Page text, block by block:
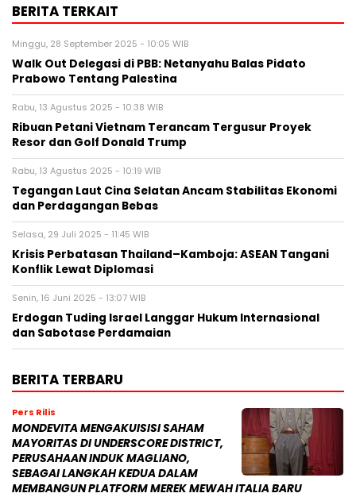
BERITA TERKAIT
Minggu, 28 September 2025 - 10:05 WIB
Walk Out Delegasi di PBB: Netanyahu Balas Pidato
Prabowo Tentang Palestina
Rabu, 13 Agustus 2025 - 10:38 WIB
Ribuan Petani Vietnam Terancam Tergusur Proyek
Resor dan Golf Donald Trump
Rabu, 13 Agustus 2025 - 10:19 WIB
Tegangan Laut Cina Selatan Ancam Stabilitas Ekonomi
dan Perdagangan Bebas
Selasa, 29 Juli 2025 - 11:45 WIB
Krisis Perbatasan Thailand–Kamboja: ASEAN Tangani
Konflik Lewat Diplomasi
Senin, 16 Juni 2025 - 13:07 WIB
Erdogan Tuding Israel Langgar Hukum Internasional
dan Sabotase Perdamaian
BERITA TERBARU
Pers Rilis
MONDEVITA MENGAKUISISI SAHAM
MAYORITAS DI UNDERSCORE DISTRICT,
PERUSAHAAN INDUK MAGLIANO,
SEBAGAI LANGKAH KEDUA DALAM
MEMBANGUN PLATFORM MEREK MEWAH ITALIA BARU